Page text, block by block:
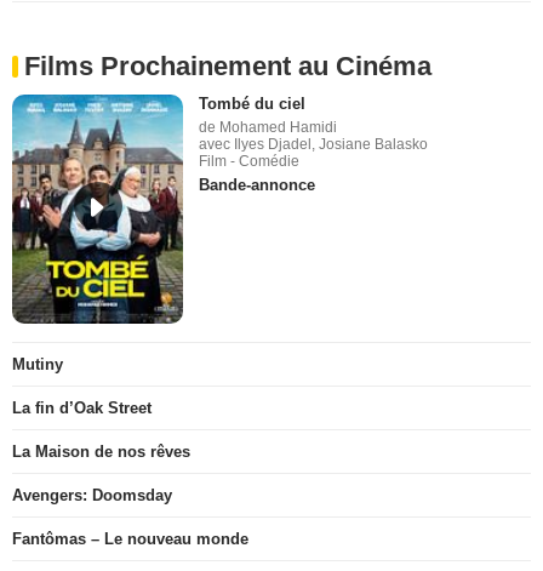
Films Prochainement au Cinéma
Tombé du ciel
de Mohamed Hamidi
avec Ilyes Djadel, Josiane Balasko
Film - Comédie
Bande-annonce
Mutiny
La fin d’Oak Street
La Maison de nos rêves
Avengers: Doomsday
Fantômas – Le nouveau monde